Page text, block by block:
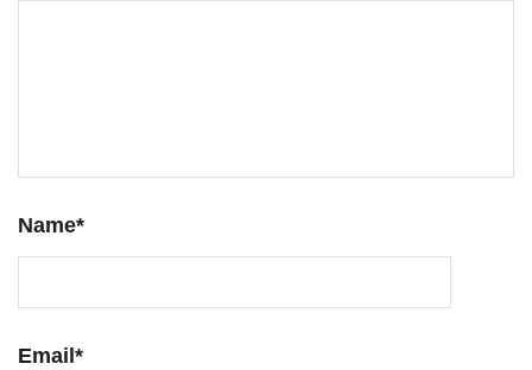
Name*
Email *